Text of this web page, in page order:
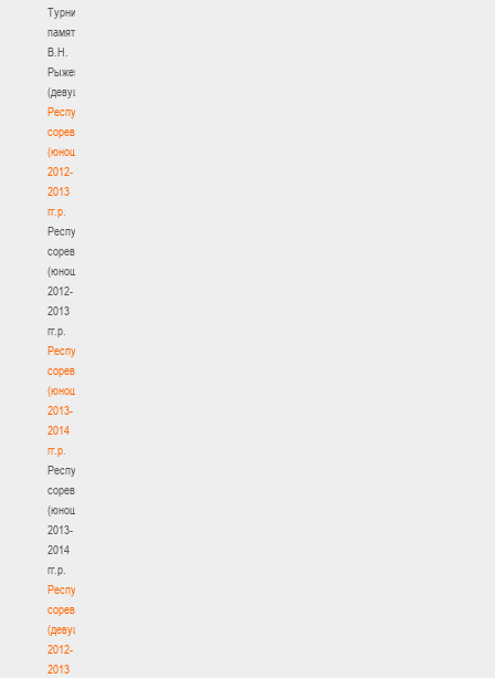
Турнир
памяти
В.Н.
Рыженкова
(девушки)
Республиканские
соревнования
(юноши)
2012-
2013
гг.р.
Республиканские
соревнования
(юноши)
2012-
2013
гг.р.
Республиканские
соревнования
(юноши)
2013-
2014
гг.р.
Республиканские
соревнования
(юноши)
2013-
2014
гг.р.
Республиканские
соревнования
(девушки)
2012-
2013